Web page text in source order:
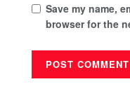
Save my name,
browser for the